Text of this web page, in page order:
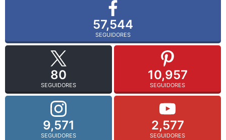
57,544
SEGUIDORES
80
SEGUIDORES
10,957
SEGUIDORES
9,571
SEGUIDORES
2,577
SEGUIDORES